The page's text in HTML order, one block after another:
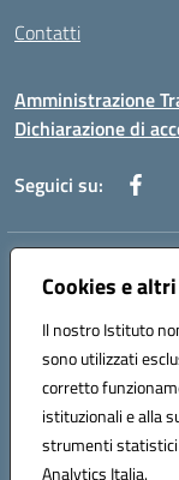
Cookies e
Il nostro Istituto
sono utilizzati
corretto
istituzionali e alla
strumenti statistici
Analytics Italia.
Contatti
Amministrazione
Dichiarazione di
Seguici su:
Centralino:071
Posta elettronica
Codice fiscale:
Codice
Codice Indice delle
Codice unico di